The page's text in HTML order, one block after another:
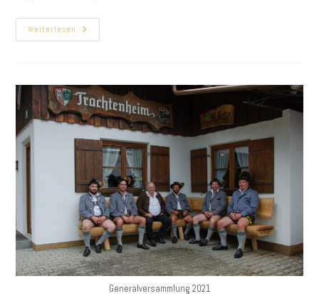
Weiterlesen Trachtenverein
Mit
Generalversammlung 2021